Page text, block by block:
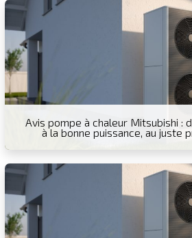
Avis pompe à chaleur Mitsubishi :
à la bonne puissance, au juste